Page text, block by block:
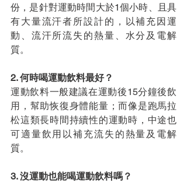
份，是針對運動時間大於1個小時、且具
有大量流汗者所設計的，以補充因運
動、流汗所流失的熱量、水分及電解
質。
2. 何時喝運動飲料最好？
運動飲料一般建議在運動後15分鐘後飲
用，幫助恢復身體能量；而像是跑馬拉
松這類長時間持續性的運動時，中途也
可適量飲用以補充流失的熱量及電解
質。
3. 沒運動也能喝運動飲料嗎？